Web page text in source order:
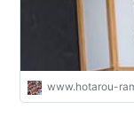
www.hotarou-